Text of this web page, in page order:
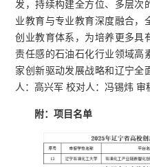
发，持续构建全方位、多层次
业教育与专业教育深度融合，
创业教育体系，为培养更多具
责任感的石油石化行业领域高
家创新驱动发展战略和辽宁全
人：高兴军 校对人：冯锡炜 审
附：项目名单